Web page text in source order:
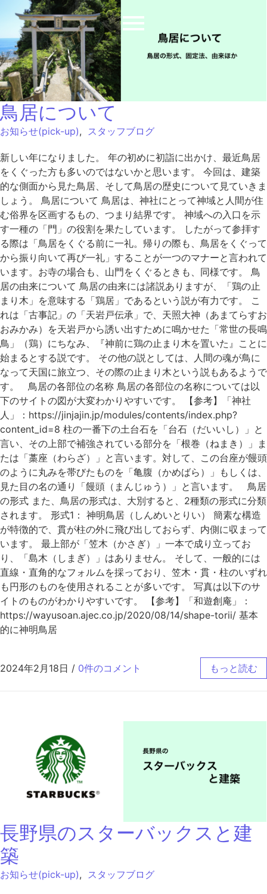
鳥居について
お知らせ(pick-up), スタッフブログ
新しい年になりました。 年の初めに初詣に出かけ、最近鳥居
をくぐった方も多いのではないかと思います。 今回は、建築
的な側面から見た鳥居、そして鳥居の歴史について見ていきま
しょう。 鳥居について 鳥居は、神社にとって神域と人間が住
む俗界を区画するもの、つまり結界です。 神域への入口を示
す一種の「門」の役割を果たしています。 したがって参拝す
る際は「鳥居をくぐる前に一礼。帰りの際も、鳥居をくぐって
から振り向いて再び一礼」することが一つのマナーと言われて
います。お寺の場合も、山門をくぐるときも、同様です。 鳥
居の由来について 鳥居の由来には諸説ありますが、「鶏の止
まり木」を意味する「鶏居」であるという説が有力です。 こ
れは「古事記」の「天岩戸伝承」で、天照大神（あまてらすお
おみかみ）を天岩戸から誘い出すために鳴かせた「常世の長鳴
鳥」（鶏）にちなみ、『神前に鶏の止まり木を置いた』ことに
始まるとする説です。 その他の説としては、人間の魂が鳥に
なって天国に旅立つ、その際の止まり木という説もあるようで
す。 鳥居の各部位の名称 鳥居の各部位の名称については以
下のサイトの図が大変わかりやすいです。 【参考】「神社
人」：https://jinjajin.jp/modules/contents/index.php?
content_id=8 柱の一番下の土台石を「台石（だいいし）」と
言い、その上部で補強されている部分を「根巻（ねまき）」ま
たは「藁座（わらざ）」と言います。対して、この台座が饅頭
のように丸みを帯びたものを「亀腹（かめばら）」もしくは、
見た目の名の通り「饅頭（まんじゅう）」と言います。 鳥居
の形式 また、鳥居の形式は、大別すると、2種類の形式に分類
されます。 形式1： 神明鳥居（しんめいとりい） 簡素な構造
が特徴的で、貫が柱の外に飛び出しておらず、内側に収まって
います。 最上部が「笠木（かさぎ）」一本で成り立ってお
り、「島木（しまぎ）」はありません。 そして、一般的には
直線・直角的なフォルムを採っており、笠木・貫・柱のいずれ
も円形のものを使用されることが多いです。 写真は以下のサ
イトのものがわかりやすいです。 【参考】「和遊創庵」：
https://wayusoan.ajec.co.jp/2020/08/14/shape-torii/ 基本
的に神明鳥居
2024年2月18日 / 0件のコメント もっと読む
長野県のスターバックスと建
築
お知らせ(pick-up), スタッフブログ